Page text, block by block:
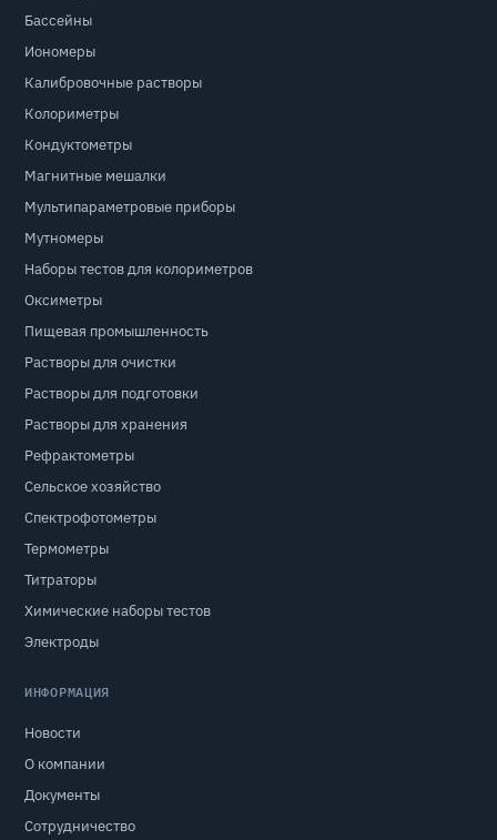
Бассейны
Иономеры
Калибровочные растворы
Колориметры
Кондуктометры
Магнитные мешалки
Мультипараметровые приборы
Мутномеры
Наборы тестов для колориметров
Оксиметры
Пищевая промышленность
Растворы для очистки
Растворы для подготовки
Растворы для хранения
Рефрактометры
Сельское хозяйство
Спектрофотометры
Термометры
Титраторы
Химические наборы тестов
Электроды
ИНФОРМАЦИЯ
Новости
О компании
Документы
Сотрудничество